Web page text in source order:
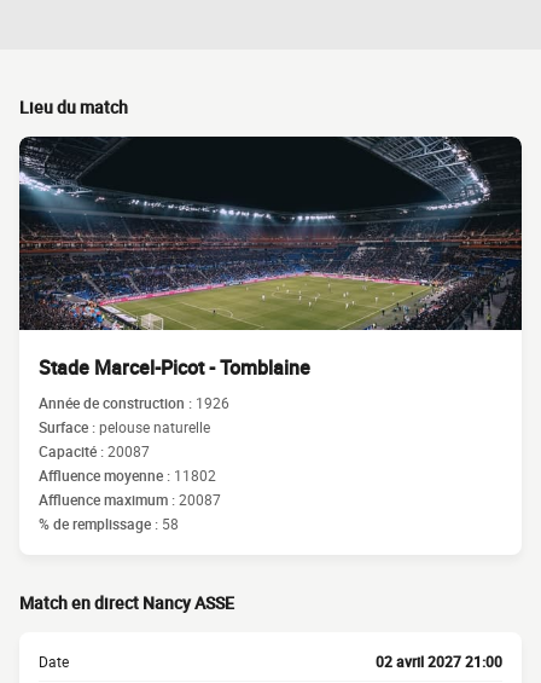
Lieu du match
Stade Marcel-Picot - Tomblaine
Année de construction : 1926
Surface :pelouse naturelle
Capacité :20087
Affluence moyenne : 11802
Affluence maximum :20087
% de remplissage : 58
Match en direct Nancy ASSE
Date 02 avril 2027 21:00